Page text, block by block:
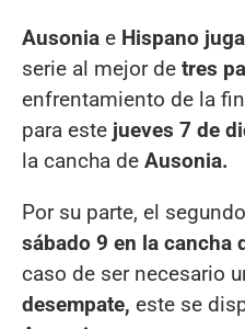
Ausonia e Hispano
serie al mejor de tres
enfrentamiento de la
para este jueves 7 de
la cancha de Ausonia.
Por su parte, el
sábado 9 en la cancha
caso de ser necesario
desempate, este se